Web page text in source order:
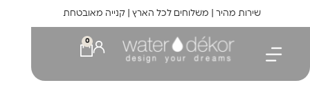
שירות מהיר | משלוחים לכל הארץ | קנייה מאובטחת
0